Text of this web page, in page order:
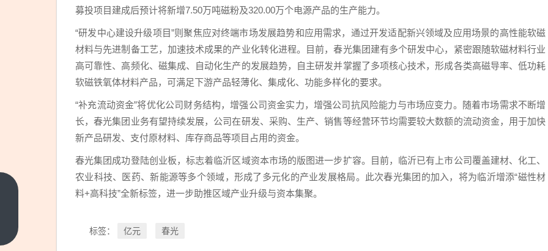
募投项目建成后预计将新增7.50万吨磁粉及320.00万个电源产品的生产能力。
“研发中心建设升级项目”则聚焦应对终端市场发展趋势和应用需求，通过开发适配新兴领域及应用场景的高性能软磁
材料与先进制备工艺，加速技术成果的产业化转化进程。目前，春光集团建有多个研发中心，紧密跟随软磁材料行业
高可靠性、高频化、磁集成、自动化生产的发展趋势，自主研发并掌握了多项核心技术，形成各类高磁导率、低功耗
软磁铁氧体材料产品，可满足下游产品轻薄化、集成化、功能多样化的要求。
“补充流动资金”将优化公司财务结构，增强公司资金实力，增强公司抗风险能力与市场应变力。随着市场需求不断增
长，春光集团业务有望持续发展，公司在研发、采购、生产、销售等经营环节均需要较大数额的流动资金，用于加快
新产品研发、支付原材料、库存商品等项目占用的资金。
春光集团成功登陆创业板，标志着临沂区域资本市场的版图进一步扩容。目前，临沂已有上市公司覆盖建材、化工、
农业科技、医药、新能源等多个领域，形成了多元化的产业发展格局。此次春光集团的加入，将为临沂增添“磁性材
料+高科技”全新标签，进一步助推区域产业升级与资本集聚。
标签： 亿元 春光